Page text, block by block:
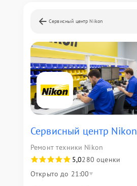
Сервисный центр Nikon
Сервисный центр Nikon
Ремонт техники Nikon
5,0280 оценки
Открыто до 21:00